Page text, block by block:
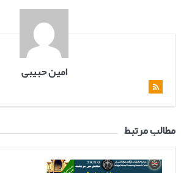
امین حبیبی
مطالب مرتبط